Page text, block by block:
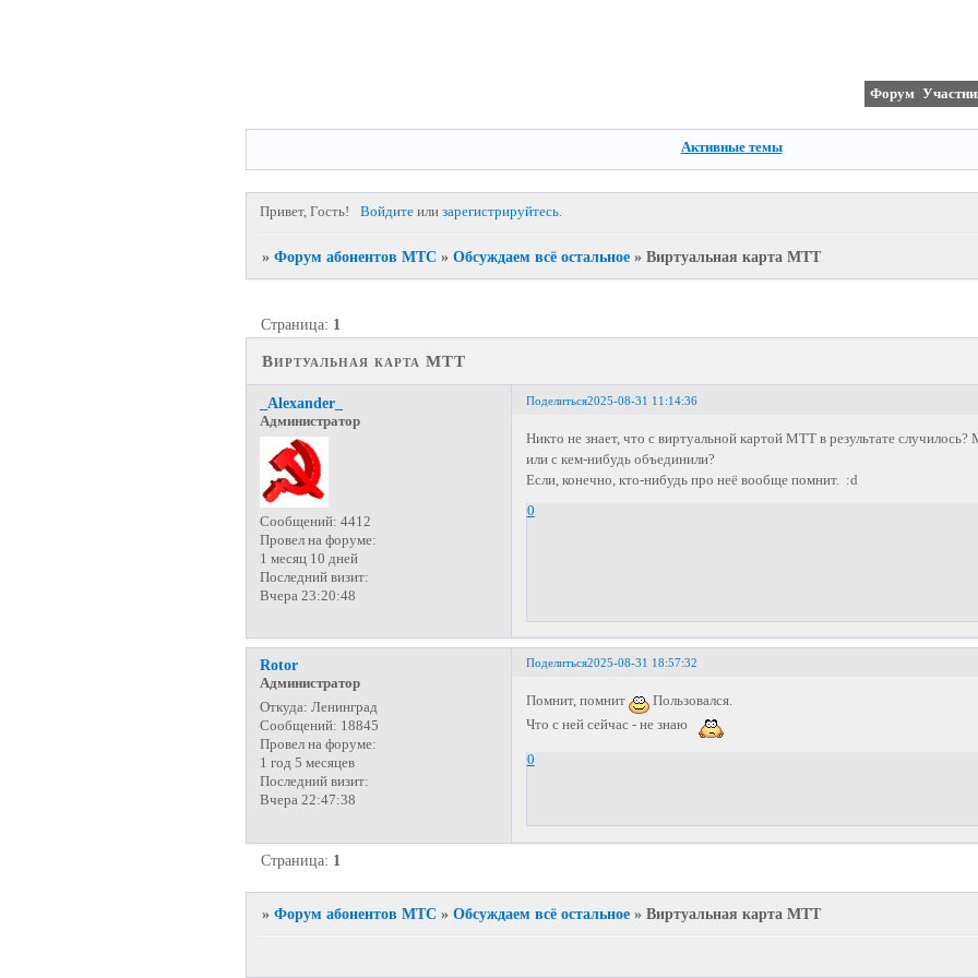
Форум
Активные темы
Привет, Гость! Войдитеили зарегистрируйтесь.
» Форум абонентов МТС » Обсуждаем всё остальное » Виртуальная карта МТТ
Виртуальная карта МТТ
Страница: 1
Поделиться2025-08-31 11:14:36
_Alexander_
Администратор
Сообщений: 4412
Провел на форуме:
1 месяц 10 дней
Последний визит:
Вчера 23:20:48
Никто не знает, что с виртуальной картой МТТ в результате
или с кем-нибудь объединили?
Если, конечно, кто-нибудь про неё вообще помнит. :d
0
Поделиться2025-08-31 18:57:32
Rotor
Администратор
Откуда: Ленинград
Сообщений: 18845
Провел на форуме:
1 год 5 месяцев
Последний визит:
Вчера 22:47:38
Помнит, помнит
Пользовался.
Что с ней сейчас - не знаю
0
Страница: 1
» Форум абонентов МТС » Обсуждаем всё остальное » Виртуальная карта МТТ